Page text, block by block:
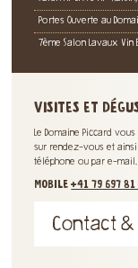
Portes Ouverte au
7ème Salon Lavaux
VISITES ET
Le Domaine Piccard
sur rendez-vous et ainsi
téléphone ou par e-mail.
MOBILE+41 79 697
Contact